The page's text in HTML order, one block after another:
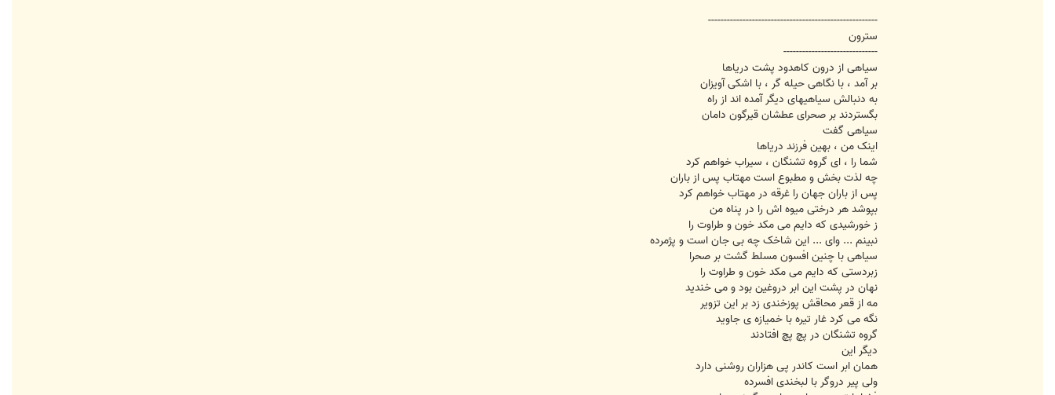
------------------------------------------------------
سترون
------------------------------
سیاهی از درون کاهدود پشت دریاها
بر آمد ، با نگاهی حیله گر ، با اشکی آویزان
به دنبالش سیاهیهای دیگر آمده اند از راه
بگستردند بر صحرای عطشان قیرگون دامان
سیاهی گفت
اینک من ، بهین فرزند دریاها
شما را ، ای گروه تشنگان ، سیراب خواهم کرد
چه لذت بخش و مطبوع است مهتاب پس از باران
پس از باران جهان را غرقه در مهتاب خواهم کرد
بپوشد هر درختی میوه اش را در پناه من
ز خورشیدی که دایم می مکد خون و طراوت را
نبینم ... وای ... این شاخک چه بی جان است و پژمرده
سیاهی با چنین افسون مسلط گشت بر صحرا
زبردستی که دایم می مکد خون و طراوت را
نهان در پشت این ابر دروغین بود و می خندید
مه از قعر محاقش پوزخندی زد بر این تزویر
نگه می کرد غار تیره با خمیازه ی جاوید
گروه تشنگان در پچ پچ افتادند
دیگر این
همان ابر است کاندر پی هزاران روشنی دارد
ولی پیر دروگر با لبخندی افسرده